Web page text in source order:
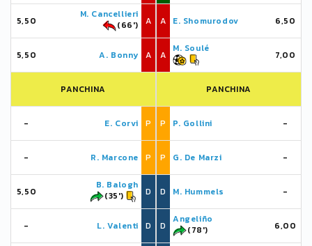
5,50
M. Cancellieri
(66')
A
5,50 A. Bonny A
PANCHINA
- E. Corvi P
- R. Marcone P
5,50
B. Balogh
(35')
D
- L. Valenti D
A E. Shomurodov 6,50
A
M. Soulé
7,00
PANCHINA
P P. Gollini -
P G. De Marzi -
D M. Hummels -
D
Angeliño
(78')
6,00